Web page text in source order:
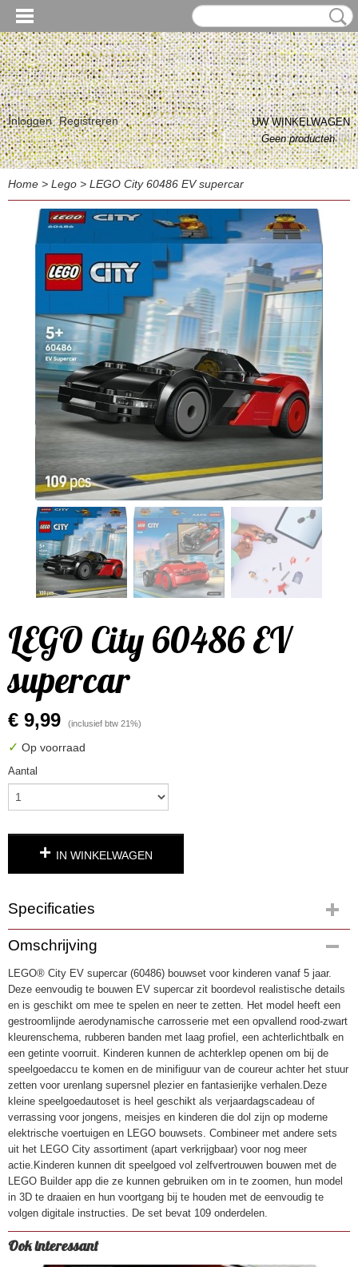
Inloggen Registreren
UW WINKELWAGEN
Geen producten(0)
Home > Lego > LEGO City 60486 EV supercar
LEGO City 60486 EV
supercar
€ 9,99 (inclusief btw 21%)
✓ Op voorraad
Aantal
IN WINKELWAGEN
Specificaties
Productcode
4909
EAN code
5702018031919
Omschrijving
LEGO® City EV supercar (60486) bouwset voor kinderen vanaf 5 jaar.
Deze eenvoudig te bouwen EV supercar zit boordevol realistische details
en is geschikt om mee te spelen en neer te zetten. Het model heeft een
gestroomlijnde aerodynamische carrosserie met een opvallend rood-zwart
kleurenschema, rubberen banden met laag profiel, een achterlichtbalk en
een getinte voorruit. Kinderen kunnen de achterklep openen om bij de
speelgoedaccu te komen en de minifiguur van de coureur achter het stuur
zetten voor urenlang supersnel plezier en fantasierijke verhalen.Deze
kleine speelgoedautoset is heel geschikt als verjaardagscadeau of
verrassing voor jongens, meisjes en kinderen die dol zijn op moderne
elektrische voertuigen en LEGO bouwsets. Combineer met andere sets
uit het LEGO City assortiment (apart verkrijgbaar) voor nog meer
actie.Kinderen kunnen dit speelgoed vol zelfvertrouwen bouwen met de
LEGO Builder app die ze kunnen gebruiken om in te zoomen, hun model
in 3D te draaien en hun voortgang bij te houden met de eenvoudig te
volgen digitale instructies. De set bevat 109 onderdelen.
Ook interessant